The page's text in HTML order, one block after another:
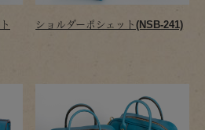
ショルダーポシェット(NSB-241)